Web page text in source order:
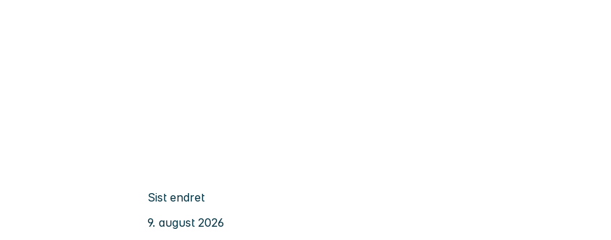
Sist endret
9. august 2026